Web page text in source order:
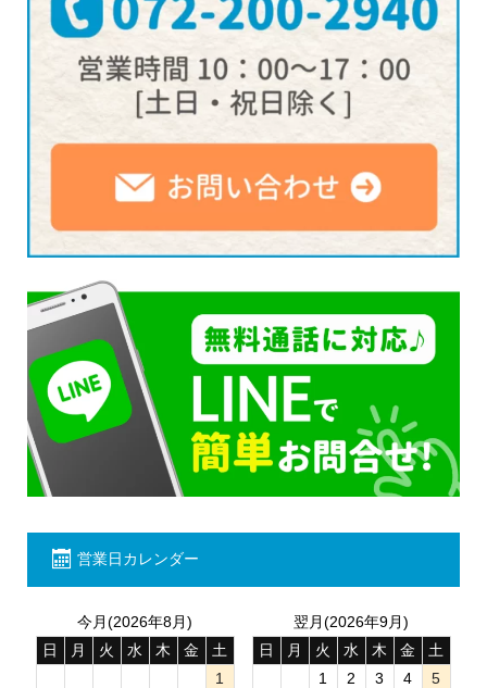
営業日カレンダー
今月(2026年8月)
日
月 火 水 木 金
土
1
翌月(2026年9月)
日
月 火 水 木 金
土
1
2 3 4
5